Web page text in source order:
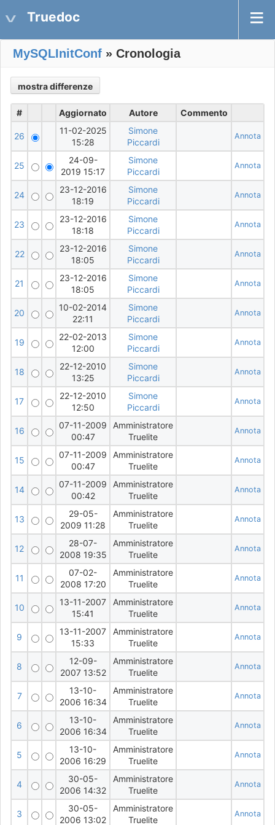
Truedoc
MySQLInitConf » Cronologia
# Aggiornato Autore Commento
26
11-02-2025
15:28
Simone
Piccardi
Annota
25
24-09-
2019 15:17
Simone
Piccardi
Annota
24
23-12-2016
18:19
Simone
Piccardi
Annota
23
23-12-2016
18:18
Simone
Piccardi
Annota
22
23-12-2016
18:05
Simone
Piccardi
Annota
21
23-12-2016
18:05
Simone
Piccardi
Annota
20
10-02-2014
22:11
Simone
Piccardi
Annota
19
22-02-2013
12:00
Simone
Piccardi
Annota
18
22-12-2010
13:25
Simone
Piccardi
Annota
17
22-12-2010
12:50
Simone
Piccardi
Annota
16
07-11-2009
00:47
Amministratore
Truelite
Annota
15
07-11-2009
00:47
Amministratore
Truelite
Annota
14
07-11-2009
00:42
Amministratore
Truelite
Annota
13
29-05-
2009 11:28
Amministratore
Truelite
Annota
12
28-07-
2008 19:35
Amministratore
Truelite
Annota
11
07-02-
2008 17:20
Amministratore
Truelite
Annota
10
13-11-2007
15:41
Amministratore
Truelite
Annota
9
13-11-2007
15:33
Amministratore
Truelite
Annota
8
12-09-
2007 13:52
Amministratore
Truelite
Annota
7
13-10-
2006 16:34
Amministratore
Truelite
Annota
6
13-10-
2006 16:34
Amministratore
Truelite
Annota
5
13-10-
2006 16:29
Amministratore
Truelite
Annota
4
30-05-
2006 14:32
Amministratore
Truelite
Annota
3
30-05-
2006 13:02
Amministratore
Truelite
Annota